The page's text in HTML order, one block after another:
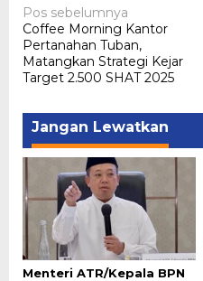
Navigasi
pos
Pos sebelumnya
Coffee Morning Kantor
Pertanahan Tuban,
Matangkan Strategi Kejar
Target 2.500 SHAT 2025
Jangan Lewatkan
Menteri ATR/Kepala BPN